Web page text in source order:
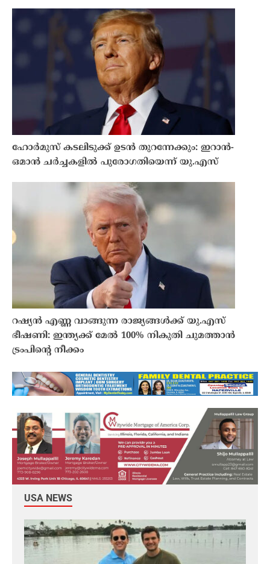
ഹോർമുസ് കടലിടുക്ക് ഉടൻ തുറന്നേക്കും: ഇറാൻ-
ഒമാൻ ചർച്ചകളിൽ പുരോഗതിയെന്ന് യു.എസ്
റഷ്യൻ എണ്ണ വാങ്ങുന്ന രാജ്യങ്ങൾക്ക് യു.എസ്
ഭീഷണി: ഇന്ത്യക്ക് മേൽ 100% നികുതി ചുമത്താൻ
ട്രംപിൻ്റെ നീക്കം
USA NEWS